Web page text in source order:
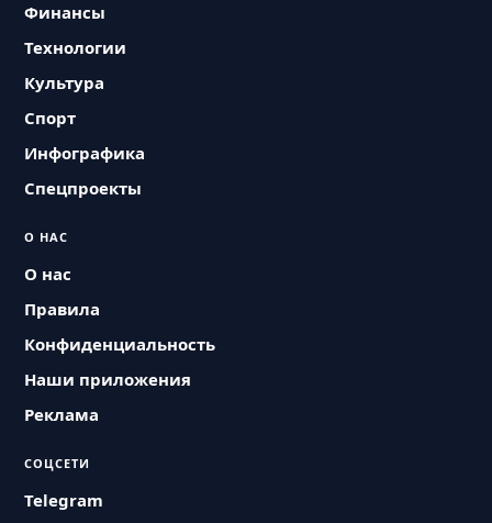
Финансы
Технологии
Культура
Спорт
Инфографика
Спецпроекты
О НАС
О нас
Правила
Конфиденциальность
Наши приложения
Реклама
СОЦСЕТИ
Telegram